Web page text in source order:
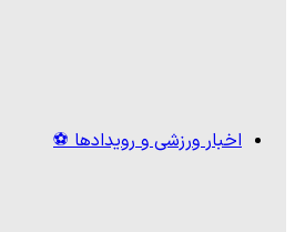
اخبار ورزشی و رویدادها ⚽